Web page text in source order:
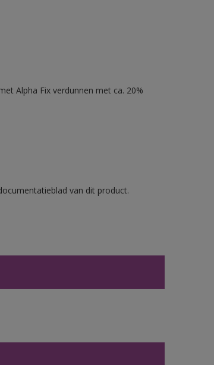
Alpha Fix verdunnen met ca. 20%
van dit product.